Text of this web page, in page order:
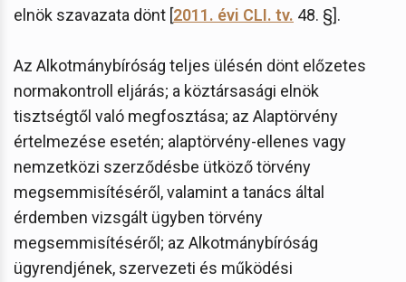
elnök szavazata dönt [2011. évi CLI. tv. 48. §].
Az Alkotmánybíróság teljes ülésén dönt előzetes
normakontroll eljárás; a köztársasági elnök
tisztségtől való megfosztása; az Alaptörvény
értelmezése esetén; alaptörvény-ellenes vagy
nemzetközi szerződésbe ütköző törvény
megsemmisítéséről, valamint a tanács által
érdemben vizsgált ügyben törvény
megsemmisítéséről; az Alkotmánybíróság
ügyrendjének, szervezeti és működési